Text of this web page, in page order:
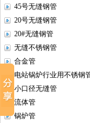
45号无缝钢管
20号无缝钢管
20#无缝钢管
无缝不锈钢管
合金管
电站锅炉行业用不锈钢
小口径无缝管
流体管
锅炉管